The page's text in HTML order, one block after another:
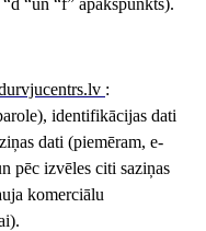
“un “f” apakšpunkts).
.lv :
identifikācijas dati
dati (piemēram, e-
pēc izvēles citi saziņas
komerciālu